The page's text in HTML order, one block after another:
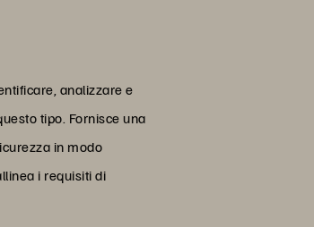
analizzare e
tipo. Fornisce una
in modo
i requisiti di